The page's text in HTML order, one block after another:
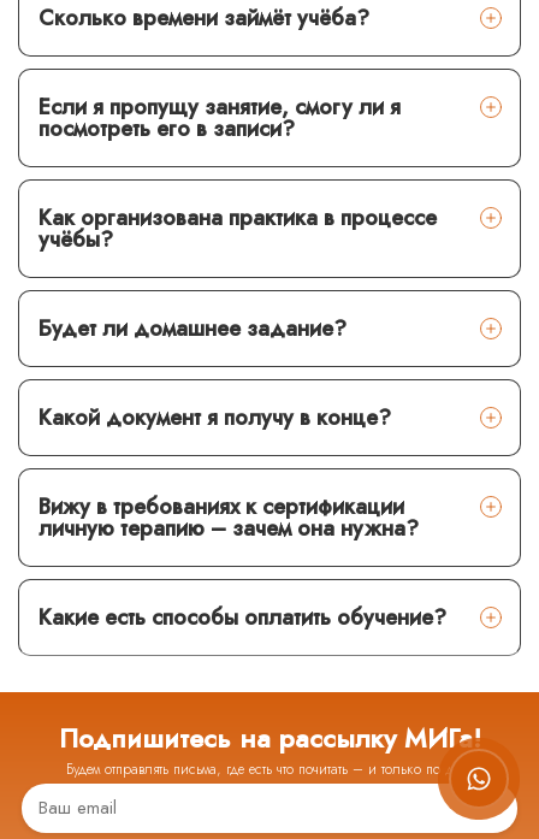
Сколько времени займёт учёба?
Если я пропущу занятие, смогу ли я
посмотреть его в записи?
Как организована практика в процессе
учёбы?
Будет ли домашнее задание?
Какой документ я получу в конце?
Вижу в требованиях к сертификации
личную терапию – зачем она нужна?
Какие есть способы оплатить обучение?
Подпишитесь на рассылку МИГа!
Будем отправлять письма, где есть что почитать – и только по делу